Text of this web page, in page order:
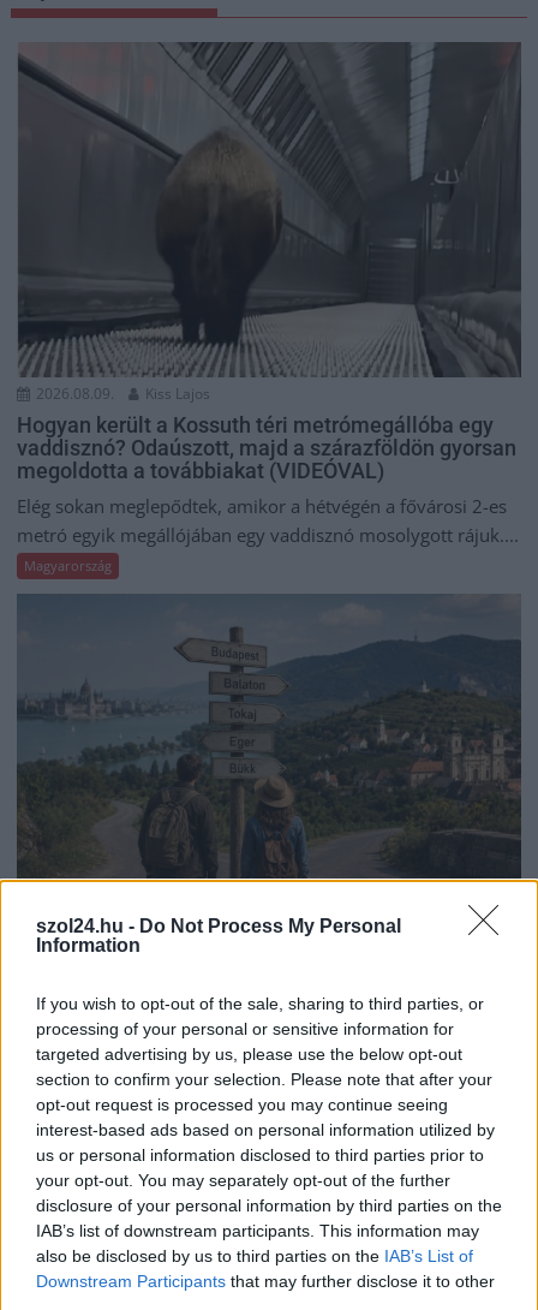
szol24.hu - Do Not Process My Personal
Information
If you wish to opt-out of the sale, sharing to third parties, or
processing of your personal or sensitive information for
targeted advertising by us, please use the below opt-out
section to confirm your selection. Please note that after your
opt-out request is processed you may continue seeing
interest-based ads based on personal information utilized by
us or personal information disclosed to third parties prior to
your opt-out. You may separately opt-out of the further
disclosure of your personal information by third parties on the
IAB’s list of downstream participants. This information may
also be disclosed by us to third parties on the IAB’s List of
Downstream Participants that may further disclose it to other
2026.08.09. Kiss Lajos
Hogyan került a Kossuth téri metrómegállóba egy
vaddisznó? Odaúszott, majd a szárazföldön gyorsan
megoldotta a továbbiakat (VIDEÓVAL)
Elég sokan meglepődtek, amikor a hétvégén a fővárosi 2-es
metró egyik megállójában egy vaddisznó mosolygott rájuk....
Magyarország
2026.08.09.
kemény kritika a hazai turizmusról
Nem új logóval, reklámkampánnyal vagy még egy
támogatási programmal kellene megújítani a magyar
turizmust, hanem az...
Magyarország